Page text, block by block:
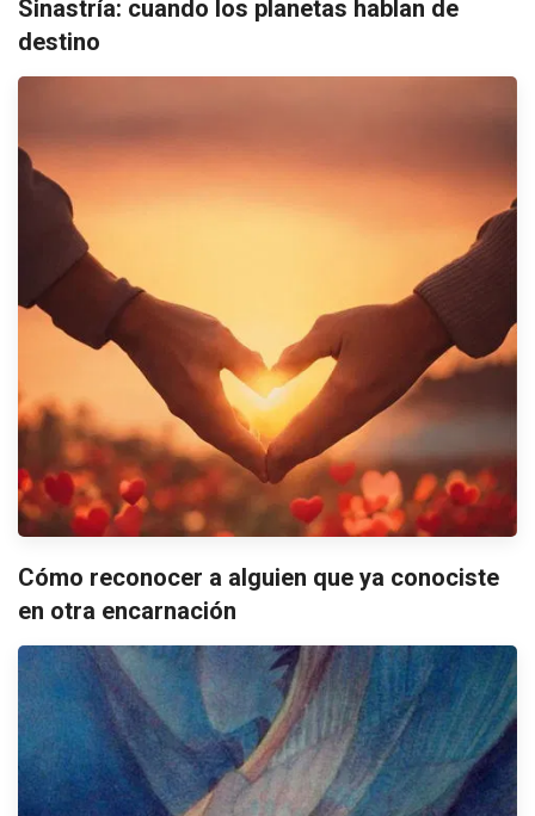
Sinastría: cuando los planetas hablan de
destino
Cómo reconocer a alguien que ya conociste
en otra encarnación